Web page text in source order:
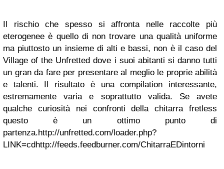
Il rischio che spesso si affronta nelle raccolte più
eterogenee è quello di non trovare una qualità uniforme
ma piuttosto un insieme di alti e bassi, non è il caso del
Village of the Unfretted dove i suoi abitanti si danno tutti
un gran da fare per presentare al meglio le proprie abilità
e talenti. Il risultato è una compilation interessante,
estremamente varia e soprattutto valida. Se avete
qualche curiosità nei confronti della chitarra fretless
questo è un ottimo punto di
partenza.http://unfretted.com/loader.php?
LINK=cdhttp://feeds.feedburner.com/ChitarraEDintorni